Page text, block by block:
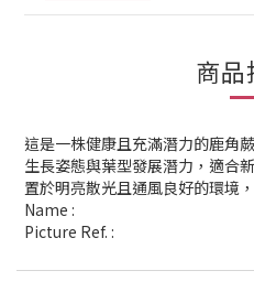
商品
這是一株健康且充滿潛力的鹿角
生長姿態與葉型發展潛力，適合
置於明亮散光且通風良好的環境
Name :
Picture Ref. :